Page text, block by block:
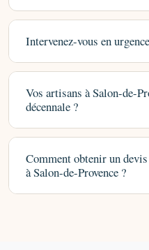
Intervenez-vous en
Vos artisans à Salon-de-
décennale ?
Comment obtenir un
à Salon-de-Provence ?